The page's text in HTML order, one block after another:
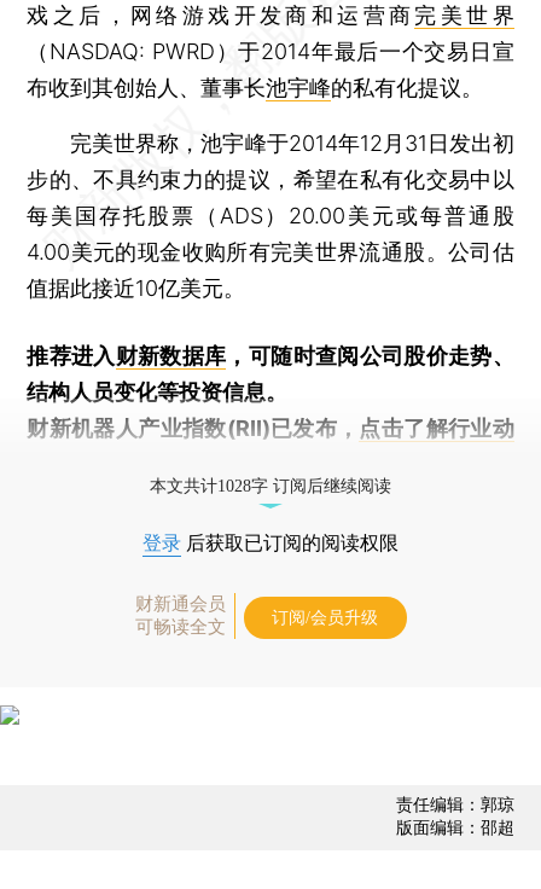
戏之后，网络游戏开发商和运营商完美世界
（NASDAQ: PWRD）于2014年最后一个交易日宣
布收到其创始人、董事长池宇峰的私有化提议。
完美世界称，池宇峰于2014年12月31日发出初
步的、不具约束力的提议，希望在私有化交易中以
每美国存托股票（ADS）20.00美元或每普通股
4.00美元的现金收购所有完美世界流通股。公司估
值据此接近10亿美元。
推荐进入财新数据库 ，可随时查阅公司股价走势、
结构人员变化等投资信息。
财新机器人产业指数(RII)已发布， 点击了解行业动
本文共计1028字 订阅后继续阅读
登录 后获取已订阅的阅读权限
财新通会员
可畅读全文
订阅/会员升级
责任编辑：郭琼
版面编辑：邵超